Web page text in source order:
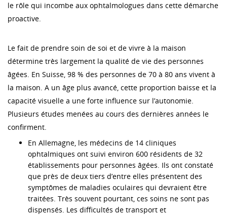
le rôle qui incombe aux ophtalmologues dans cette démarche
proactive.
Le fait de prendre soin de soi et de vivre à la maison
détermine très largement la qualité de vie des personnes
âgées. En Suisse, 98 % des personnes de 70 à 80 ans vivent à
la maison. A un âge plus avancé, cette proportion baisse et la
capacité visuelle a une forte influence sur l’autonomie.
Plusieurs études menées au cours des dernières années le
confirment.
En Allemagne, les médecins de 14 cliniques
ophtalmiques ont suivi environ 600 résidents de 32
établissements pour personnes âgées. Ils ont constaté
que près de deux tiers d’entre elles présentent des
symptômes de maladies oculaires qui devraient être
traitées. Très souvent pourtant, ces soins ne sont pas
dispensés. Les difficultés de transport et